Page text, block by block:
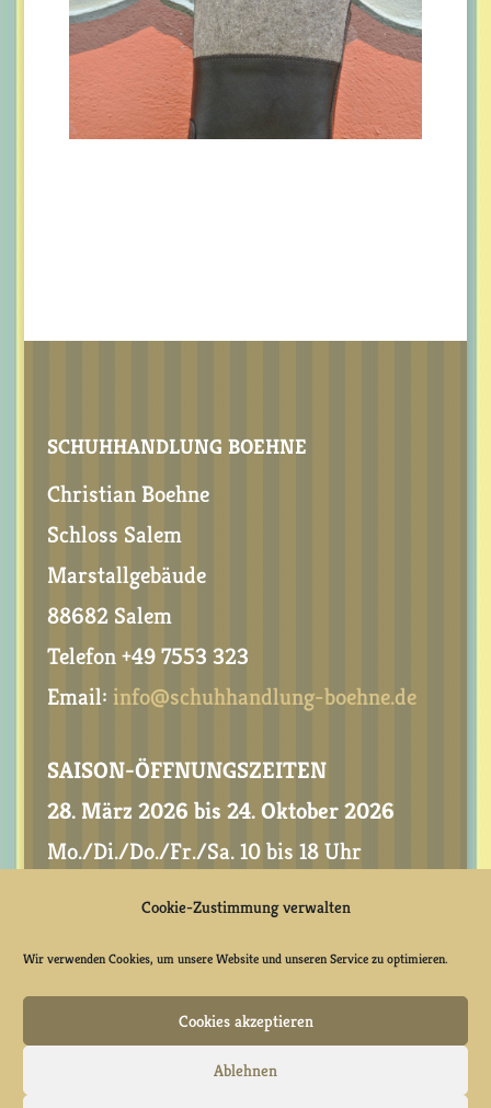
Cookie-Zustimmung verwalten
Wir verwenden Cookies, um unsere Website und unseren Service zu optimieren.
Cookies akzeptieren
Ablehnen
SCHUHHANDLUNG BOEHNE
Christian Boehne
Schloss Salem
Marstallgebäude
88682 Salem
Telefon +49 7553 323
Email: info@schuhhandlung-boehne.de
SAISON-ÖFFNUNGSZEITEN
28. März 2026 bis 24. Oktober 2026
Mo./Di./Do./Fr./Sa. 10 bis 18 Uhr